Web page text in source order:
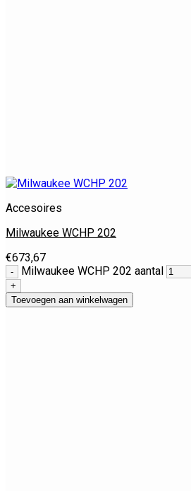
Accesoires
Milwaukee WCHP 202
€673,67
Milwaukee WCHP 202 aantal
Toevoegen aan winkelwagen